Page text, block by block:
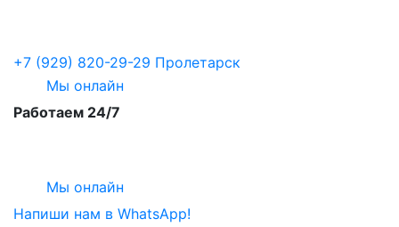
+7 (929) 820-29-29 Пролетарск
Мы онлайн
Работаем 24/7
Мы онлайн
Напиши нам в WhatsApp!